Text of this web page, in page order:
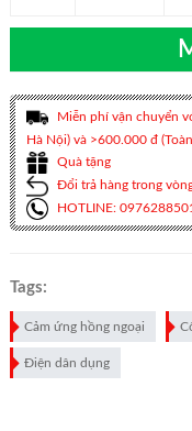
Miễn phí vận chuyển
Hà Nội) và >600.000 đ
Quà tặng
Đổi trả hàng trong
HOTLINE:
Tags:
Cảm ứng hồng ngoại
Điện dân dụng